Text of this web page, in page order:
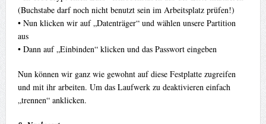
(Buchstabe darf noch nicht benutzt sein im Arbeitsplatz prüfen!)
• Nun klicken wir auf „Datenträger“ und wählen unsere Partition
aus
• Dann auf „Einbinden“ klicken und das Passwort eingeben
Nun können wir ganz wie gewohnt auf diese Festplatte zugreifen
und mit ihr arbeiten. Um das Laufwerk zu deaktivieren einfach
„trennen“ anklicken.